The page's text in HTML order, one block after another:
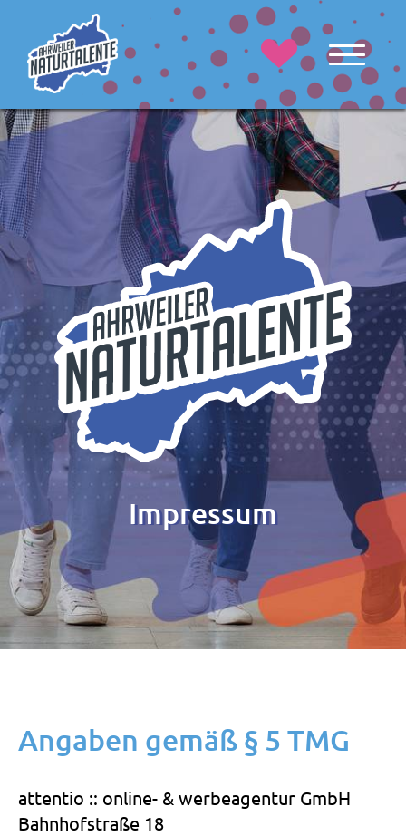
Impressum
Angaben gemäß § 5 TMG
attentio :: online- & werbeagentur GmbH
Bahnhofstraße 18